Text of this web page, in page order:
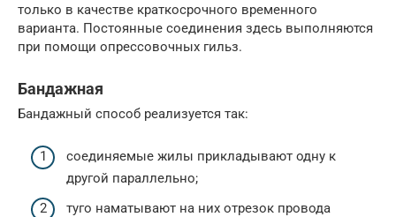
только в качестве краткосрочного временного
варианта. Постоянные соединения здесь выполняются
при помощи опрессовочных гильз.
Бандажная
Бандажный способ реализуется так:
соединяемые жилы прикладывают одну к
другой параллельно;
туго наматывают на них отрезок провода